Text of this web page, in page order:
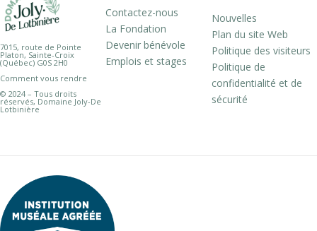
7015, route de Pointe
Platon, Sainte-Croix
(Québec) G0S 2H0
Comment vous rendre
© 2024 – Tous droits
réservés, Domaine Joly-De
Lotbinière
Contactez-nous
La Fondation
Devenir bénévole
Emplois et stages
Nouvelles
Plan du site Web
Politique des visiteurs
Politique de
confidentialité et de
sécurité